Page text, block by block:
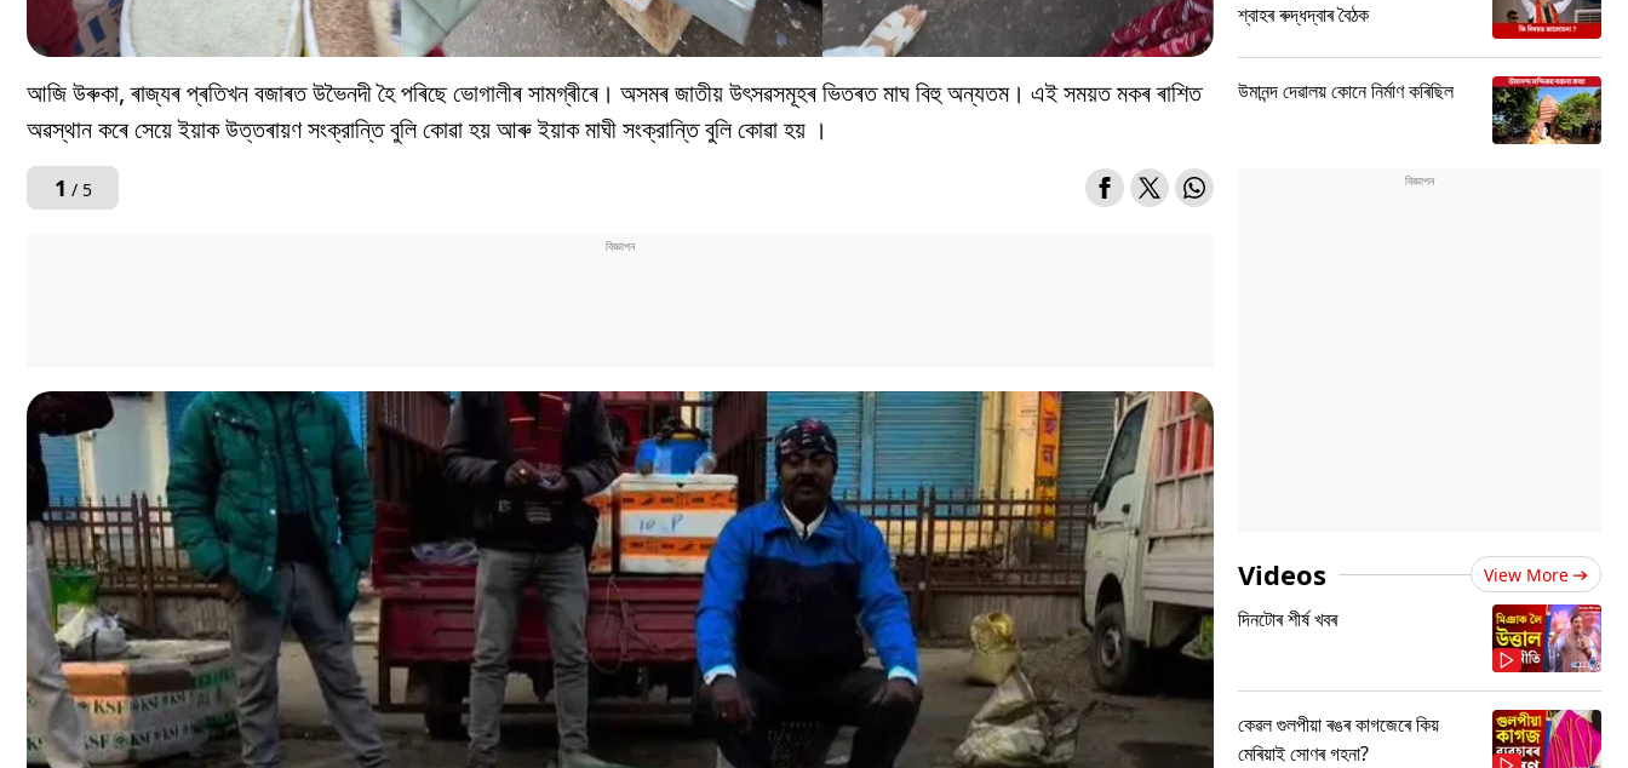
আজি উৰুকা, ৰাজ্যৰ প্ৰতিখন বজাৰত উভৈনদী হৈ পৰিছে ভোগালীৰ সামগ্ৰীৰে। অসমৰ জাতীয় উৎসৱসমূহৰ ভিতৰত মাঘ বিহু অন্যতম। এই সময়ত মকৰ ৰাশিত
অৱস্থান কৰে সেয়ে ইয়াক উত্তৰায়ণ সংক্রান্তি বুলি কোৱা হয় আৰু ইয়াক মাঘী সংক্রান্তি বুলি কোৱা হয় ।
1 / 5
শ্বাহৰ ৰুদ্ধদ্বাৰ বৈঠক
উমানন্দ দেৱালয় কোনে নিৰ্মাণ কৰিছিল
Videos View More
দিনটোৰ শীৰ্ষ খবৰ
কেৱল গুলপীয়া ৰঙৰ কাগজেৰে কিয়
মেৰিয়াই সোণৰ গহনা?